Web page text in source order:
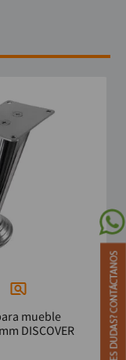
mueble
cromadas 120 mm DISCOVER